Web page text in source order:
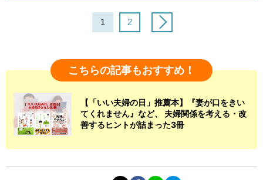
1 2
こちらの記事もおすすめ！
【「いい夫婦の日」推薦本】『妻が口をきい
てくれません』など、 夫婦関係を考える・改
善するヒントが詰まった3冊